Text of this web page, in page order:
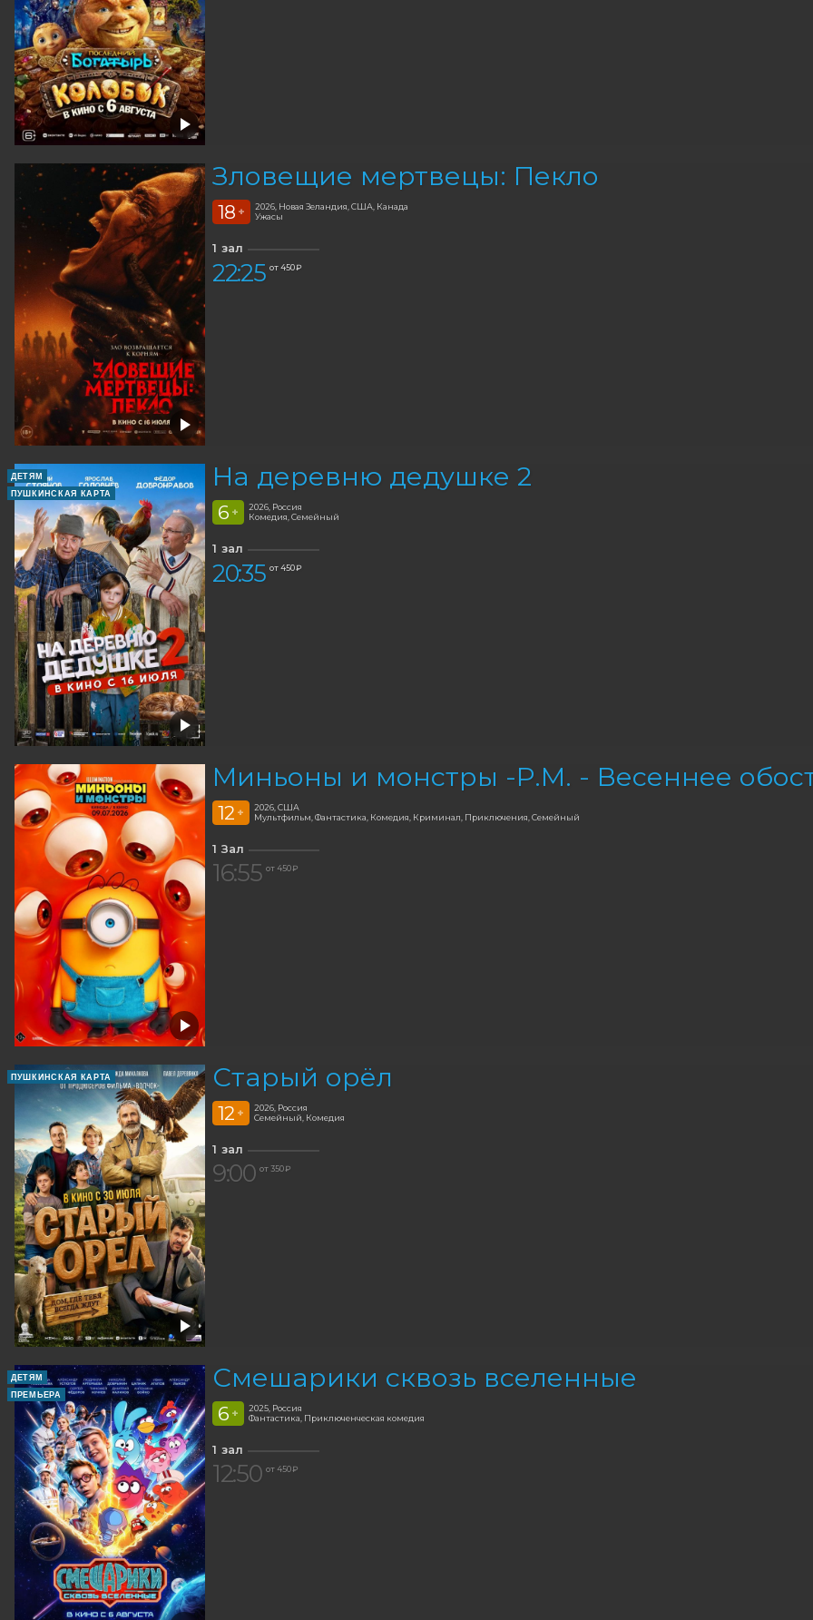
Зловещие мертвецы: Пекло
18 +
2026, Новая Зеландия, США, Канада
Ужасы
1 зал
22:25 от 450 ₽
ДЕТЯМ
ПУШКИНСКАЯ КАРТА
На деревню дедушке 2
6 +
2026, Россия
Комедия, Семейный
1 зал
20:35 от 450 ₽
Миньоны и монстры -Р.М. - Весеннее
12 +
2026, США
Мультфильм, Фантастика, Комедия, Криминал, Приключения, Семейный
1 Зал
16:55 от 450 ₽
ПУШКИНСКАЯ КАРТА Старый орёл
12 +
2026, Россия
Семейный, Комедия
1 зал
9:00 от 350 ₽
ДЕТЯМ
ПРЕМЬЕРА
Смешарики сквозь вселенные
6 +
2025, Россия
Фантастика, Приключенческая комедия
1 зал
12:50 от 450 ₽